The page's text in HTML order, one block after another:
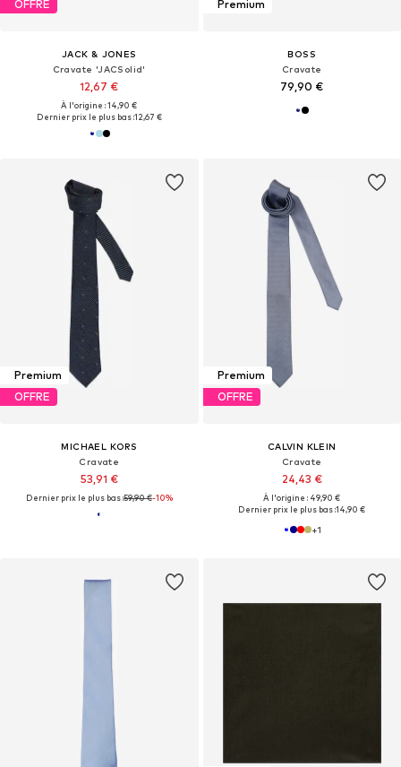
OFFRE
JACK & JONES
Cravate 'JACSolid'
12,67 €
À l'origine : 14,90 €
Dernier prix le plus bas :12,67 €
Premium
BOSS
Cravate
79,90 €
Premium
OFFRE
MICHAEL KORS
Cravate
53,91 €
Dernier prix le plus bas :59,90 €-10%
Premium
OFFRE
CALVIN KLEIN
Cravate
24,43 €
À l'origine : 49,90 €
Dernier prix le plus bas :14,90 €
+1